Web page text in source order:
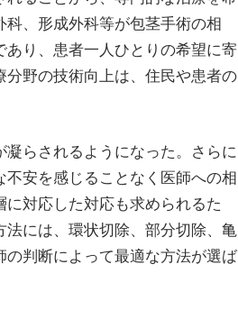
、形成外科等が包茎手術の相
り、患者一人ひとりの希望に寄
野の技術向上は、住民や患者の
らされるようになった。さらに
安を感じることなく医師への相
対応した対応も求められるた
には、環状切除、部分切除、亀
判断によって最適な方法が選ば